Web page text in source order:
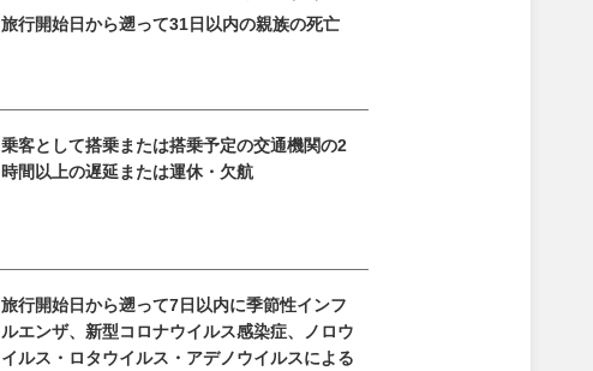
旅行開始日から遡って31日以内の親族の死亡
乗客として搭乗または搭乗予定の交通機関の2
時間以上の遅延または運休・欠航
旅行開始日から遡って7日以内に季節性インフ
ルエンザ、新型コロナウイルス感染症、ノロウ
イルス・ロタウイルス・アデノウイルスによる